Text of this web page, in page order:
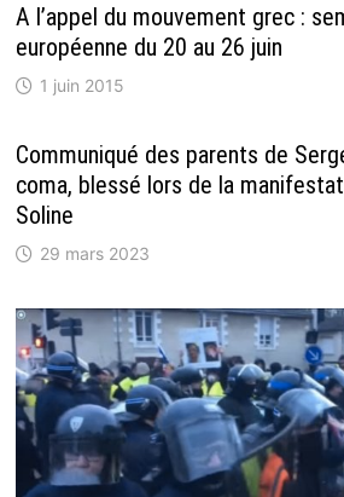
A l’appel du mouvement grec :
européenne du 20 au 26 juin
1 juin 2015
Communiqué des parents de
coma, blessé lors de la
Soline
29 mars 2023